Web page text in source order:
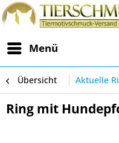
Menü
Übersicht Aktuelle
Ring mit